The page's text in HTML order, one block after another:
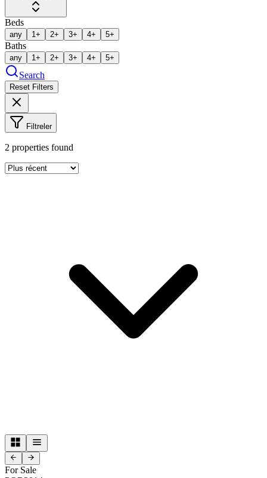
Beds
any 1+ 2+ 3+ 4+ 5+
Baths
any 1+ 2+ 3+ 4+ 5+
Search
Reset Filters
Filtreler
2 properties found
For Sale